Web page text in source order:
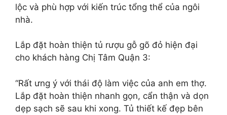
lộc và phù hợp với kiến trúc tổng thể của ngôi
nhà.
Lắp đặt hoàn thiện tủ rượu gỗ gõ đỏ hiện đại
cho khách hàng Chị Tâm Quận 3:
“Rất ưng ý với thái độ làm việc của anh em thợ.
Lắp đặt hoàn thiện nhanh gọn, cẩn thận và dọn
dẹp sạch sẽ sau khi xong. Tủ thiết kế đẹp bên